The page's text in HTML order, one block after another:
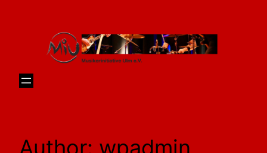
Author: wpadmin